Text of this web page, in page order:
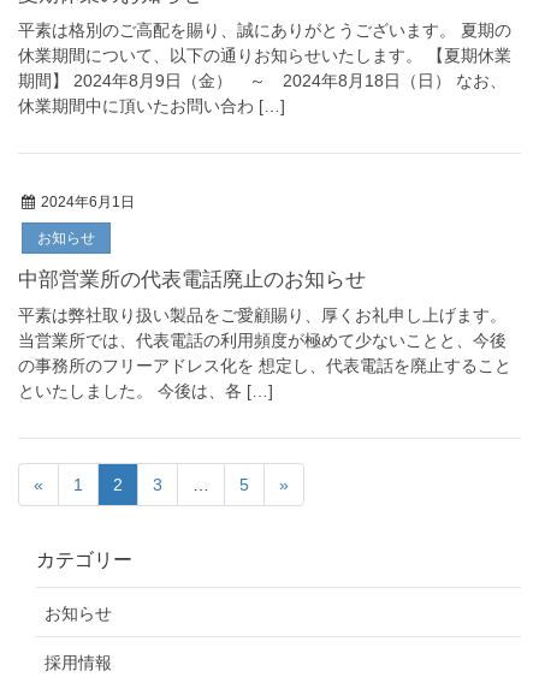
平素は格別のご高配を賜り、誠にありがとうございます。 夏期の
休業期間について、以下の通りお知らせいたします。 【夏期休業
期間】 2024年8月9日（金） ～ 2024年8月18日（日） なお、
休業期間中に頂いたお問い合わ […]
2024年6月1日
お知らせ
中部営業所の代表電話廃止のお知らせ
平素は弊社取り扱い製品をご愛顧賜り、厚くお礼申し上げます。
当営業所では、代表電話の利用頻度が極めて少ないことと、今後
の事務所のフリーアドレス化を 想定し、代表電話を廃止すること
といたしました。 今後は、各 […]
« 1 2 3 5 »
カテゴリー
お知らせ
採用情報